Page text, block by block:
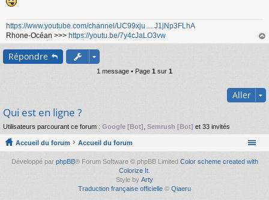
https://www.youtube.com/channel/UC99xju ... J1jNp3FLhA
Rhone-Océan >>> https://youtu.be/7y4cJaLO3vw
au
Répondre
1 message • Page 1 sur 1
Aller
Qui est en ligne ?
Utilisateurs parcourant ce forum : Google [Bot] , Semrush [Bot] et 33 invités
Accueil du forum Accueil du forum
Développé par phpBB® Forum Software © phpBB Limited Color scheme created with
Colorize It
Style by Arty
Traduction française officielle © Qiaeru